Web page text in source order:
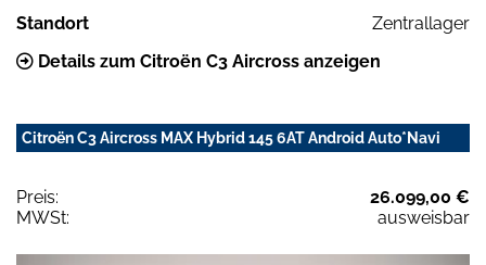
Standort
Zentrallager
Details zum Citroën C3 Aircross anzeigen
Citroën C3 Aircross MAX Hybrid 145 6AT Android Auto*Navi
Preis:
26.099,00 €
MWSt:
ausweisbar